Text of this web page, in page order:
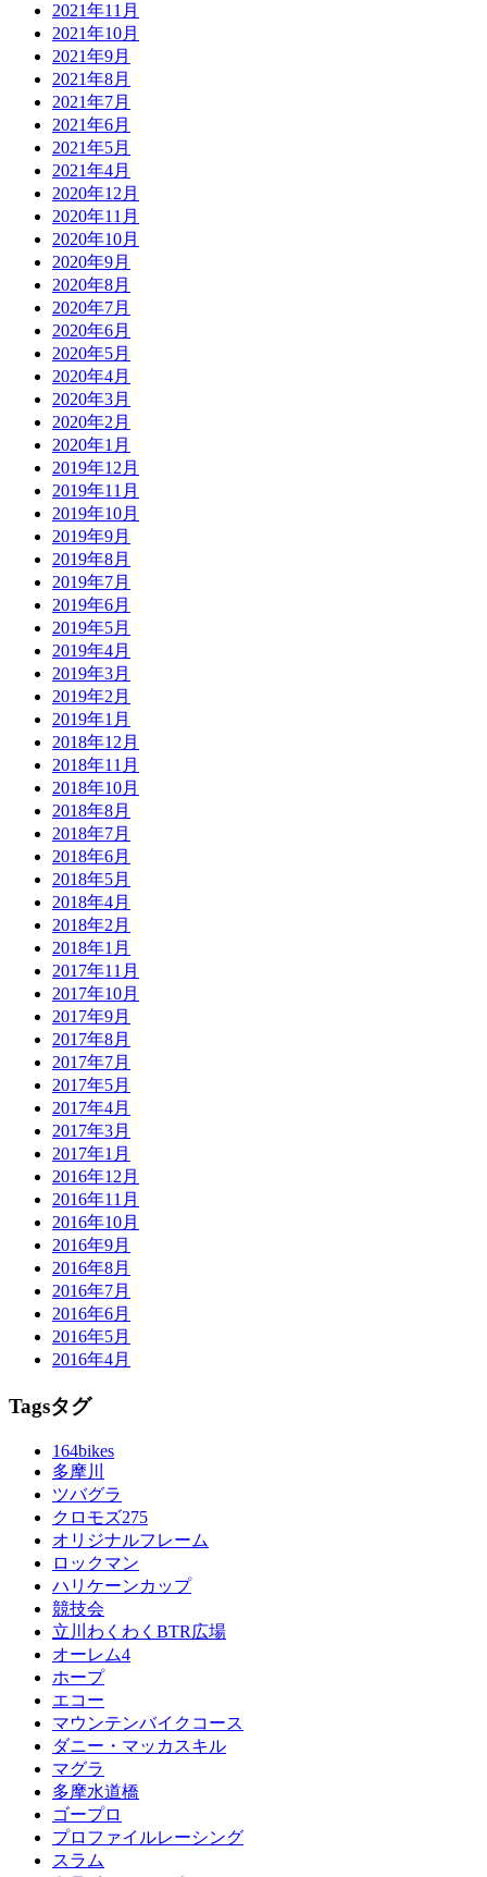
2021年11月
2021年10月
2021年9月
2021年8月
2021年7月
2021年6月
2021年5月
2021年4月
2020年12月
2020年11月
2020年10月
2020年9月
2020年8月
2020年7月
2020年6月
2020年5月
2020年4月
2020年3月
2020年2月
2020年1月
2019年12月
2019年11月
2019年10月
2019年9月
2019年8月
2019年7月
2019年6月
2019年5月
2019年4月
2019年3月
2019年2月
2019年1月
2018年12月
2018年11月
2018年10月
2018年8月
2018年7月
2018年6月
2018年5月
2018年4月
2018年2月
2018年1月
2017年11月
2017年10月
2017年9月
2017年8月
2017年7月
2017年5月
2017年4月
2017年3月
2017年1月
2016年12月
2016年11月
2016年10月
2016年9月
2016年8月
2016年7月
2016年6月
2016年5月
2016年4月
Tagsタグ
164bikes
多摩川
ツバグラ
クロモズ275
オリジナルフレーム
ロックマン
ハリケーンカップ
競技会
立川わくわくBTR広場
オーレム4
ホープ
エコー
マウンテンバイクコース
ダニー・マッカスキル
マグラ
多摩水道橋
ゴープロ
プロファイルレーシング
スラム